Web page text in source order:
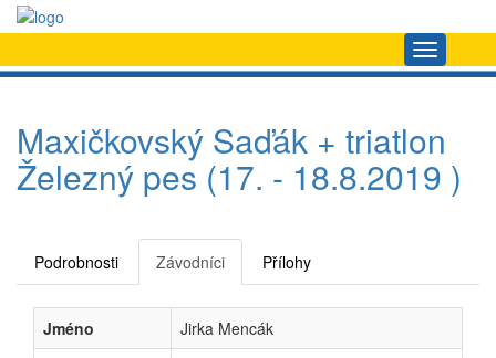
Navigace
Maxičkovský Saďák + triatlon
Železný pes (17. - 18.8.2019 )
Podrobnosti Závodníci Přílohy
Jméno
Jirka Mencák